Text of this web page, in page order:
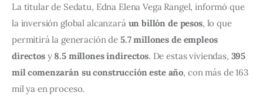
La titular de Sedatu, Edna Elena Vega Rangel, informó que
la inversión global alcanzará un billón de pesos, lo que
permitirá la generación de 5.7 millones de empleos
directos y 8.5 millones indirectos. De estas viviendas, 395
mil comenzarán su construcción este año, con más de 163
mil ya en proceso.